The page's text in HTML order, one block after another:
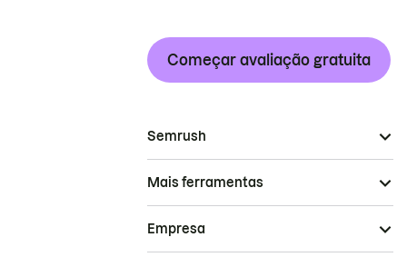
Começar avaliação gratuita
Semrush
Mais ferramentas
Empresa